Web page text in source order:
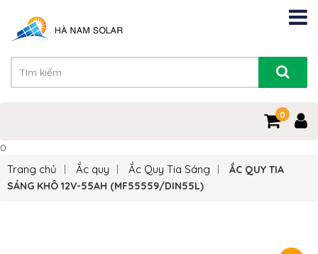
0
0
Trang chủ Ắc quy Ắc Quy Tia Sáng
ẮC QUY TIA
SÁNG KHÔ 12V-55AH (MF55559/DIN55L)